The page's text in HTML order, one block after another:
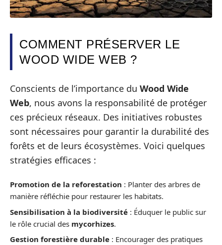
COMMENT PRÉSERVER LE
WOOD WIDE WEB ?
Conscients de l’importance du Wood Wide
Web, nous avons la responsabilité de protéger
ces précieux réseaux. Des initiatives robustes
sont nécessaires pour garantir la durabilité des
forêts et de leurs écosystèmes. Voici quelques
stratégies efficaces :
Promotion de la reforestation : Planter des arbres de
manière réfléchie pour restaurer les habitats.
Sensibilisation à la biodiversité : Éduquer le public sur
le rôle crucial des mycorhizes.
Gestion forestière durable : Encourager des pratiques